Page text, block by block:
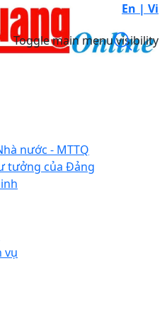
En | Vi
Toggle main menu visibility
nước - MTTQ
tưởng của Đảng
vụ